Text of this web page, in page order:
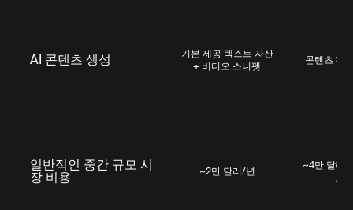
AI 콘텐츠 생성
기본 제공 텍스트 자산
+ 비디오 스니펫
콘텐츠 재
일반적인 중간 규모 시
장 비용 ~2만 달러/년
~4만 달러/
요